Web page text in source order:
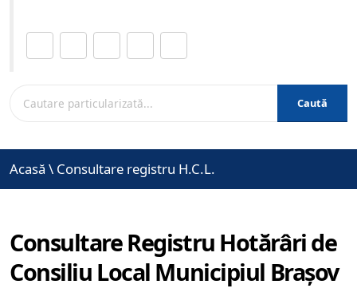
Caută
Acasă \ Consultare registru H.C.L.
Consultare Registru Hotărâri de
Consiliu Local Municipiul Brașov